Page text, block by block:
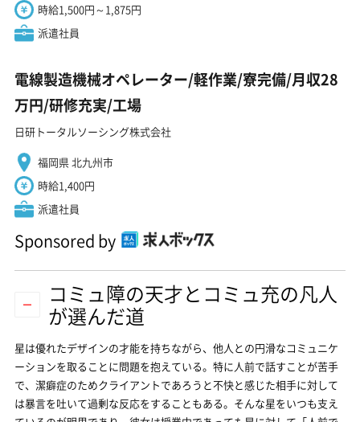
時給1,500円～1,875円
派遣社員
電線製造機械オペレーター/軽作業/寮完備/月収28
万円/研修充実/工場
日研トータルソーシング株式会社
福岡県 北九州市
時給1,400円
派遣社員
Sponsored by
コミュ障の天才とコミュ充の凡人
が選んだ道
星は優れたデザインの才能を持ちながら、他人との円滑なコミュニケ
ーションを取ることに問題を抱えている。特に人前で話すことが苦手
で、潔癖症のためクライアントであろうと不快と感じた相手に対して
は暴言を吐いて過剰な反応をすることもある。そんな星をいつも支え